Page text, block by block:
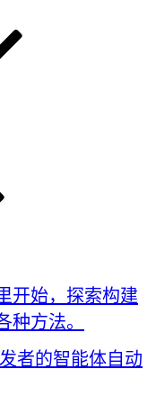
开始，探索构建
种方法。
者的智能体自动